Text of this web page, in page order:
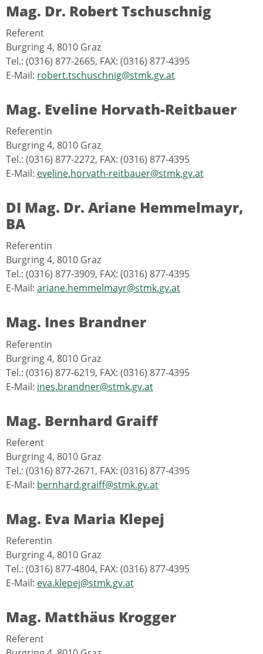
Mag. Dr. Robert Tschuschnig
Referent
Burgring 4, 8010 Graz
Tel.: (0316) 877-2665, FAX: (0316) 877-4395
E-Mail: robert.tschuschnig@stmk.gv.at
Mag. Eveline Horvath-Reitbauer
Referentin
Burgring 4, 8010 Graz
Tel.: (0316) 877-2272, FAX: (0316) 877-4395
E-Mail: eveline.horvath-reitbauer@stmk.gv.at
DI Mag. Dr. Ariane Hemmelmayr,
BA
Referentin
Burgring 4, 8010 Graz
Tel.: (0316) 877-3909, FAX: (0316) 877-4395
E-Mail: ariane.hemmelmayr@stmk.gv.at
Mag. Ines Brandner
Referentin
Burgring 4, 8010 Graz
Tel.: (0316) 877-6219, FAX: (0316) 877-4395
E-Mail: ines.brandner@stmk.gv.at
Mag. Bernhard Graiff
Referent
Burgring 4, 8010 Graz
Tel.: (0316) 877-2671, FAX: (0316) 877-4395
E-Mail: bernhard.graiff@stmk.gv.at
Mag. Eva Maria Klepej
Referentin
Burgring 4, 8010 Graz
Tel.: (0316) 877-4804, FAX: (0316) 877-4395
E-Mail: eva.klepej@stmk.gv.at
Mag. Matthäus Krogger
Referent